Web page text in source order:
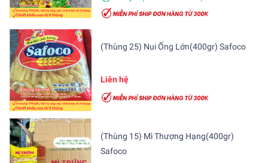
(Thùng 25) Nui Ống Lớn(400gr) Safoco
Liên hệ
(Thùng 15) Mì Thượng Hạng(400gr)
Safoco